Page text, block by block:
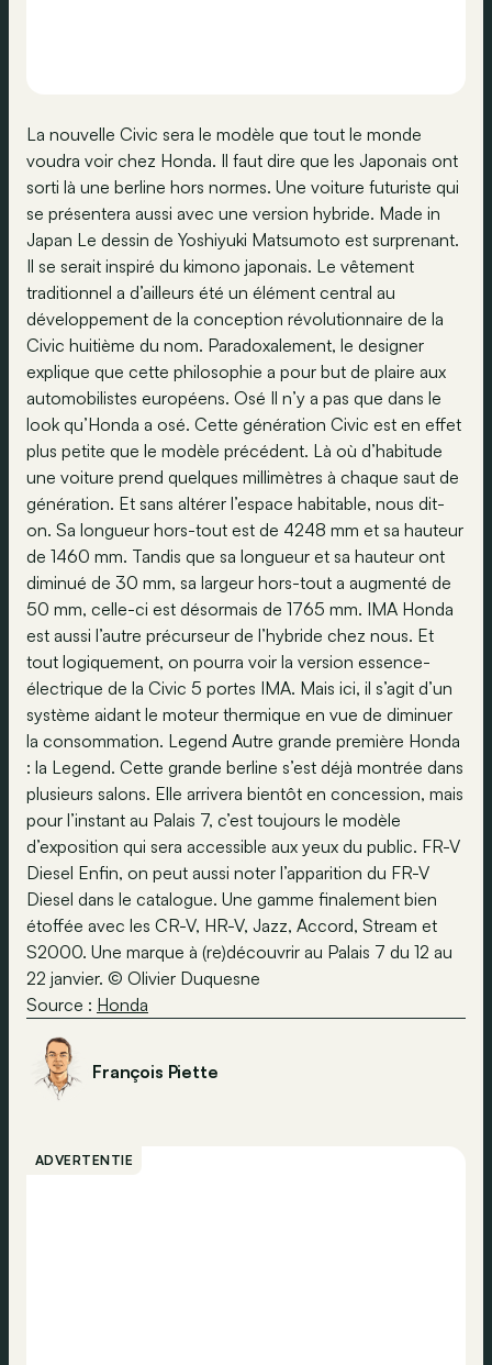
La nouvelle Civic sera le modèle que tout le monde
voudra voir chez Honda. Il faut dire que les Japonais ont
sorti là une berline hors normes. Une voiture futuriste qui
se présentera aussi avec une version hybride. Made in
Japan Le dessin de Yoshiyuki Matsumoto est surprenant.
Il se serait inspiré du kimono japonais. Le vêtement
traditionnel a d’ailleurs été un élément central au
développement de la conception révolutionnaire de la
Civic huitième du nom. Paradoxalement, le designer
explique que cette philosophie a pour but de plaire aux
automobilistes européens. Osé Il n’y a pas que dans le
look qu’Honda a osé. Cette génération Civic est en effet
plus petite que le modèle précédent. Là où d’habitude
une voiture prend quelques millimètres à chaque saut de
génération. Et sans altérer l’espace habitable, nous dit-
on. Sa longueur hors-tout est de 4248 mm et sa hauteur
de 1460 mm. Tandis que sa longueur et sa hauteur ont
diminué de 30 mm, sa largeur hors-tout a augmenté de
50 mm, celle-ci est désormais de 1765 mm. IMA Honda
est aussi l’autre précurseur de l’hybride chez nous. Et
tout logiquement, on pourra voir la version essence-
électrique de la Civic 5 portes IMA. Mais ici, il s’agit d’un
système aidant le moteur thermique en vue de diminuer
la consommation. Legend Autre grande première Honda
: la Legend. Cette grande berline s’est déjà montrée dans
plusieurs salons. Elle arrivera bientôt en concession, mais
pour l’instant au Palais 7, c’est toujours le modèle
d’exposition qui sera accessible aux yeux du public. FR-V
Diesel Enfin, on peut aussi noter l’apparition du FR-V
Diesel dans le catalogue. Une gamme finalement bien
étoffée avec les CR-V, HR-V, Jazz, Accord, Stream et
S2000. Une marque à (re)découvrir au Palais 7 du 12 au
22 janvier. © Olivier Duquesne
Source : Honda
François Piette
ADVERTENTIE